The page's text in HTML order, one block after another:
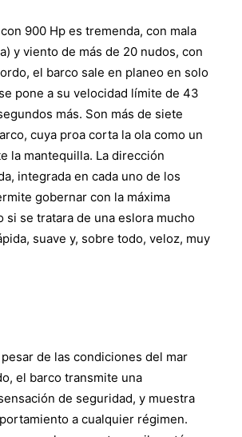
900 Hp es tremenda, con mala
y viento de más de 20 nudos, con
el barco sale en planeo en solo
pone a su velocidad límite de 43
más. Son más de siete
cuya proa corta la ola como un
la mantequilla. La dirección
integrada en cada uno de los
gobernar con la máxima
si se tratara de una eslora mucho
suave y, sobre todo, veloz, muy
de las condiciones del mar
el barco transmite una
de seguridad, y muestra
a cualquier régimen.